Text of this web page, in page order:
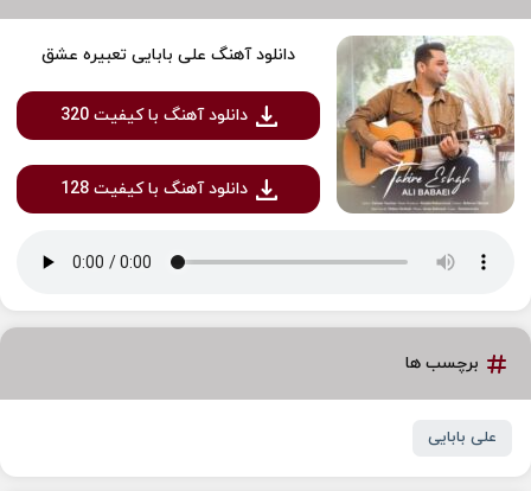
دانلود آهنگ علی بابایی تعبیره عشق
دانلود آهنگ با کیفیت 320
دانلود آهنگ با کیفیت 128
برچسب ها
علی بابایی